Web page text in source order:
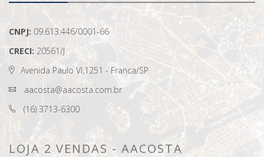
CNPJ: 09.613.446/0001-66
CRECI: 20561/J
Avenida Paulo VI,1251 - Franca/SP
aacosta@aacosta.com.br
(16) 3713-6300
LOJA 2 VENDAS - AACOSTA